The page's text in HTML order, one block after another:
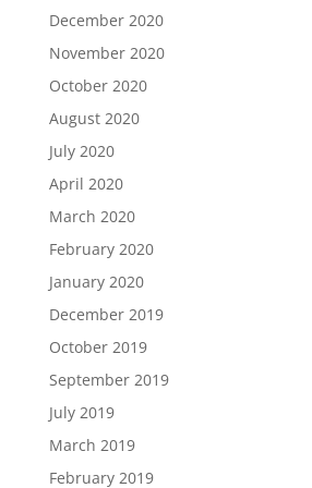
December 2020
November 2020
October 2020
August 2020
July 2020
April 2020
March 2020
February 2020
January 2020
December 2019
October 2019
September 2019
July 2019
March 2019
February 2019